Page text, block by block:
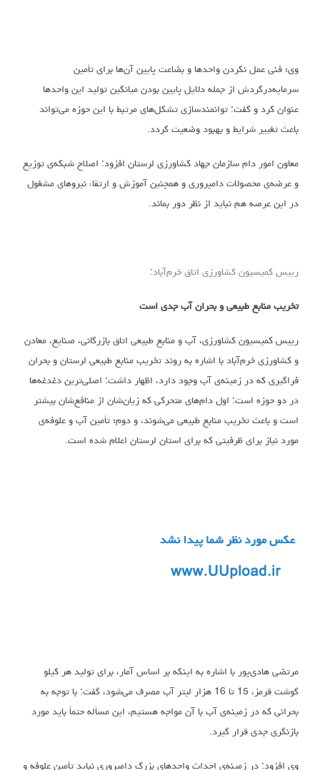
وی؛ فنی عمل نکردن واحدها و بضاعت پایین آن‌ها برای تأمین
سرمایه‌درگردش از جمله دلایل پایین بودن میانگین تولید این واحدها
عنوان کرد و گفت: توانمندسازی تشکل‌های مرتبط با این حوزه می‌تواند
باعث تغییر شرایط و بهبود وضعیت گردد.
معاون امور دام سازمان جهاد کشاورزی لرستان افزود: اصلاح شبکه‌ی توزیع
و عرضه‌ی محصولات دامپروری و همچنین آموزش و ارتقاء نیروهای مشغول
در این عرصه هم نباید از نظر دور بماند.
رییس کمیسیون کشاورزی اتاق خرم‌آباد:
تخریب منابع طبیعی و بحران آب جدی است
رییس کمیسیون کشاورزی، آب و منابع طبیعی اتاق بازرگانی، صنایع، معادن
و کشاورزی خرم‌آباد با اشاره به روند تخریب منابع طبیعی لرستان و بحران
فراگیری که در زمینه‌ی آب وجود دارد، اظهار داشت: اصلی‌ترین دغدغه‌ها
در دو حوزه است: اول دام‌های متحرکی که زیان‌شان از منافع‌شان بیشتر
است و باعث تخریب منابع طبیعی می‌شوند، و دوم؛ تأمین آب و علوفه‌ی
مورد نیاز برای ظرفیتی که برای استان لرستان اعلام شده است.
مرتضی هادی‌پور با اشاره به اینکه بر اساس آمار، برای تولید هر کیلو
گوشت قرمز، 15 تا 16 هزار لیتر آب مصرف می‌شود، گفت: با توجه به
بحرانی که در زمینه‌ی آب با آن مواجه هستیم، این مسأله حتماً باید مورد
بازنگری جدی قرار گیرد.
وی افزود: در زمینه‌ی احداث واحدهای بزرگ دامپروری نباید تأمین علوفه و